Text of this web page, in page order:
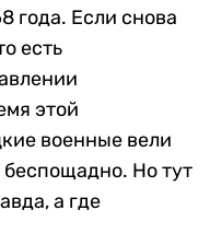
года. Если снова
есть
этой
военные вели
Но тут
а где